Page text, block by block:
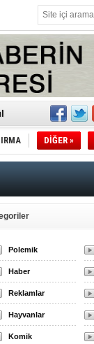
DİĞER »
Polemik
Haber
Reklamlar
Hayvanlar
Komik